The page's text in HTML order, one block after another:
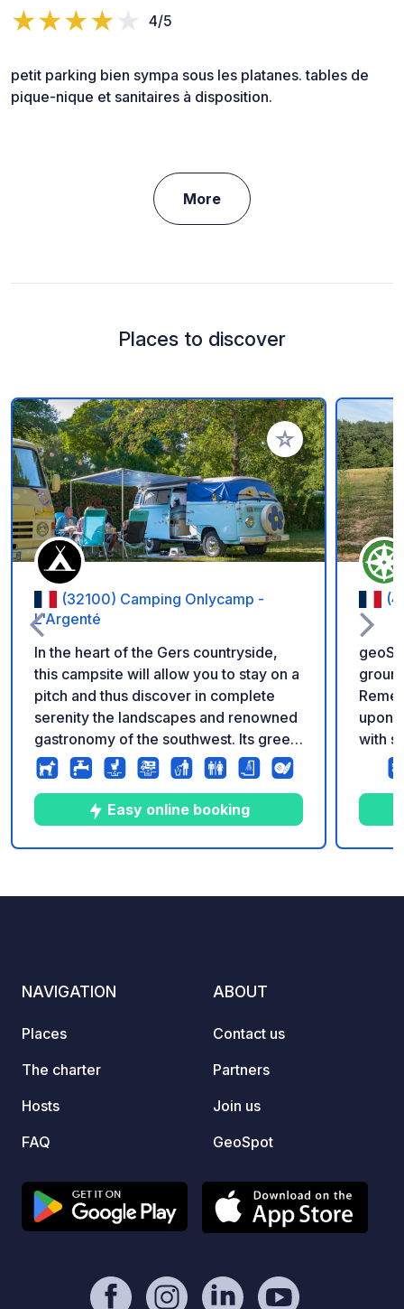
4/5
petit parking bien sympa sous les platanes. tables de
pique-nique et sanitaires à disposition.
More
Places to discover
Add to your
(32100) Camping Onlycamp -
L'Argenté
In the heart of the Gers countryside,
this campsite will allow you to stay on a
pitch and thus discover in complete
serenity the landscapes and renowned
gastronomy of the southwest. Its green
setting is ideal for rest and relaxation.
Easy online booking
upon
with
and
NAVIGATION
Places
The charter
Hosts
FAQ
ABOUT
Contact us
Partners
Join us
GeoSpot